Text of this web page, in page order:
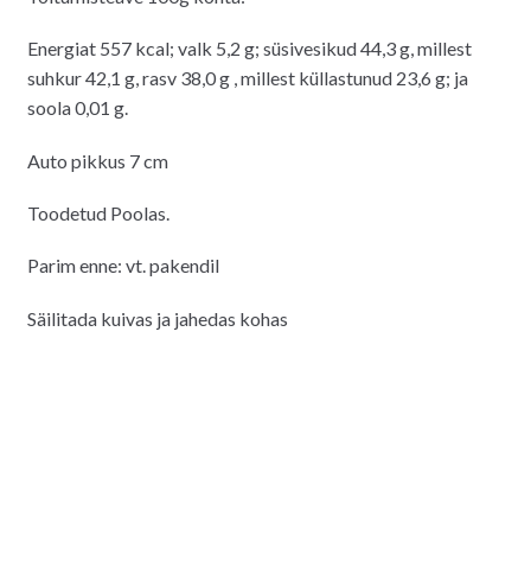
Energiat 557 kcal; valk 5,2 g; süsivesikud 44,3 g, millest
suhkur 42,1 g, rasv 38,0 g , millest küllastunud 23,6 g; ja
soola 0,01 g.
Auto pikkus 7 cm
Toodetud Poolas.
Parim enne: vt. pakendil
Säilitada kuivas ja jahedas kohas